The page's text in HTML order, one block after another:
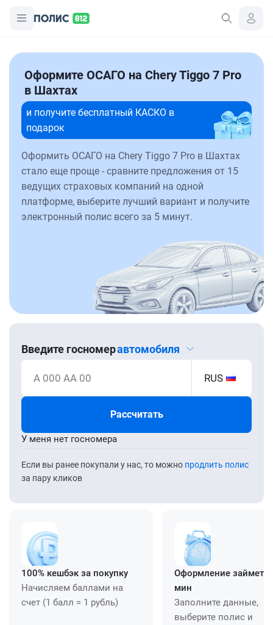
Оформите ОСАГО на Chery Tiggo 7 Pro
в Шахтах
и получите бесплатный КАСКО в
подарок
Оформить ОСАГО на Chery Tiggo 7 Pro в Шахтах
стало еще проще - сравните предложения от 15
ведущих страховых компаний на одной
платформе, выберите лучший вариант и получите
электронный полис всего за 5 минут.
Введите госномеравтомобиля
А 000 АА 00 RUS
Рассчитать
Если вы ранее покупали у нас, то можно продлить полис
за пару кликов
У меня нет госномера
100% кешбэк за покупку
Начисляем баллами на
счет (1 балл = 1 рубль)
Оформление займет
мин
Заполните данные,
выберите полис и